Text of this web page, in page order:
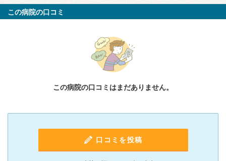
この病院の口コミ
この病院の口コミはまだありません。
口コミを投稿